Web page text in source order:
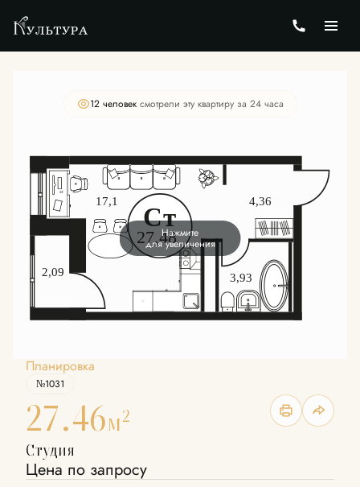
Студия27.46 м Цена по запросу
12 человек смотрели эту квартиру за 24 часа
Нажмите
для увеличения
Планировка
№1031
27.46м2
Студия
Цена по запросу